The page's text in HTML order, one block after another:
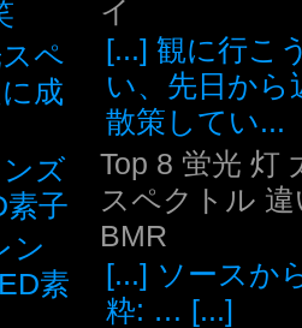
ペ
成
ズ
素子
ン
素
イ
[...] 観に行こ
い、先日から
散策してい...
Top 8 蛍光 灯
スペクトル 違
BMR
[...] ソースか
粋: … [...]